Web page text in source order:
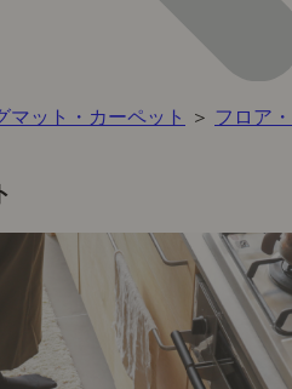
マット・カーペット ＞ フロア・